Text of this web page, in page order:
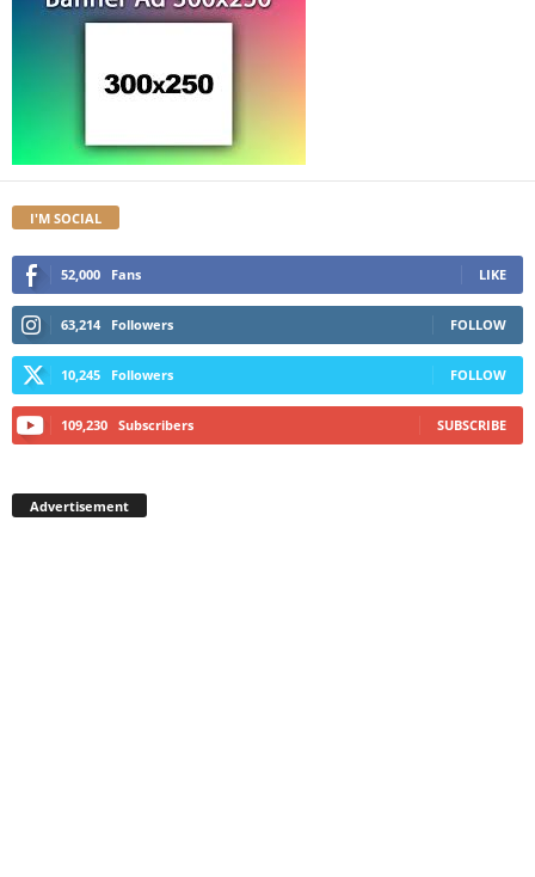
I'M SOCIAL
52,000 Fans LIKE
63,214 Followers FOLLOW
10,245 Followers FOLLOW
109,230 Subscribers SUBSCRIBE
Advertisement